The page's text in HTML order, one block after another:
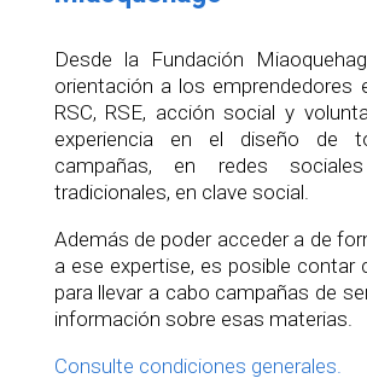
Desde la Fundación
orientación a los emprendedores
RSC, RSE, acción social y
experiencia en el diseño de
campañas, en redes
tradicionales, en clave social.
Además de poder acceder a de
a ese expertise, es posible contar
para llevar a cabo campañas de
información sobre esas materias.
Consulte condiciones generales.